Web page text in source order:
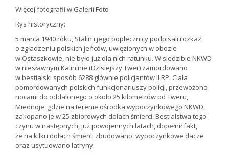
Więcej fotografii w Galerii Foto
Rys historyczny:
5 marca 1940 roku, Stalin i jego poplecznicy podpisali rozkaz
o zgładzeniu polskich jeńców, uwięzionych w obozie
w Ostaszkowie, nie było już dla nich ratunku. W siedzibie NKWD
w niesławnym Kalininie (Dzisiejszy Twer) zamordowano
w bestialski sposób 6288 głównie policjantów II RP. Ciała
pomordowanych polskich funkcjonariuszy policji, przewożono
nocami do oddalonego o około 25 kilometrów od Tweru,
Miednoje, gdzie na terenie ośrodka wypoczynkowego NKWD,
zakopano je w 25 zbiorowych dołach śmierci. Bestialstwa tego
czynu w następnych, już powojennych latach, dopełnił fakt,
że na kilku dołach śmierci zbudowano, wypoczynkowe dacze
oraz usytuowano latryny.